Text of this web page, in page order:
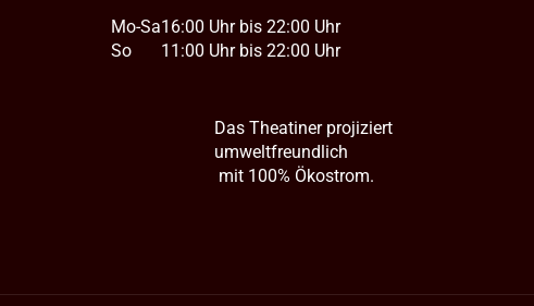
Mo-Sa
So
16:00 Uhr bis 22:00 Uhr
11:00 Uhr bis 22:00 Uhr
Das Theatiner projiziert
umweltfreundlich
mit 100% Ökostrom.